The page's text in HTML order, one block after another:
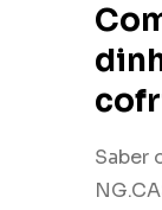
Saber